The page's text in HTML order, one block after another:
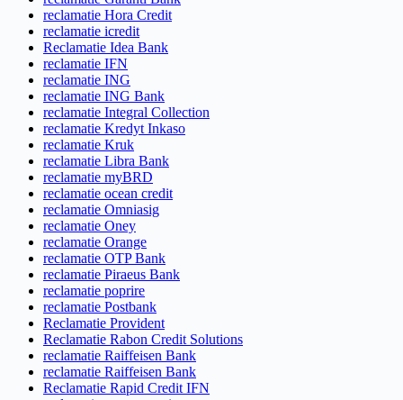
reclamatie Hora Credit
reclamatie icredit
Reclamatie Idea Bank
reclamatie IFN
reclamatie ING
reclamatie ING Bank
reclamatie Integral Collection
reclamatie Kredyt Inkaso
reclamatie Kruk
reclamatie Libra Bank
reclamatie myBRD
reclamatie ocean credit
reclamatie Omniasig
reclamatie Oney
reclamatie Orange
reclamatie OTP Bank
reclamatie Piraeus Bank
reclamatie poprire
reclamatie Postbank
Reclamatie Provident
Reclamatie Rabon Credit Solutions
reclamatie Raiffeisen Bank
reclamatie Raiffeisen Bank
Reclamatie Rapid Credit IFN